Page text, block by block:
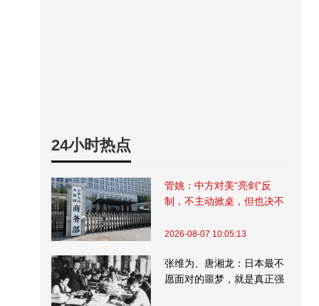
24小时热点
管姚：中方对美“亮剑”反
制，不主动掀桌，但也决不
2026-08-07 10:05:13
张维为、唐湘龙：日本最不
愿面对的噩梦，就是真正强